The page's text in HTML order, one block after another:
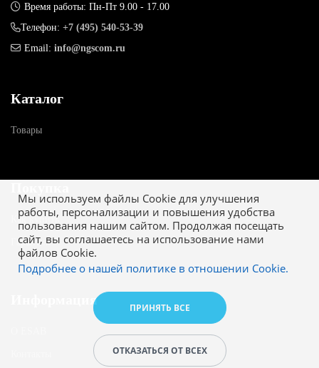
Мы используем файлы Cookie для улучшения
работы, персонализации и повышения удобства
пользования нашим сайтом. Продолжая посещать
сайт, вы соглашаетесь на использование нами
файлов Cookie.
Подробнее о нашей политике в отношении Cookie.
ПРИНЯТЬ ВСЕ
ОТКАЗАТЬСЯ ОТ ВСЕХ
Время работы: Пн-Пт 9.00 - 17.00
Телефон: +7 (495) 540-53-39
Email: info@ngscom.ru
Каталог
Товары
Как купить
Гарантия
Информация